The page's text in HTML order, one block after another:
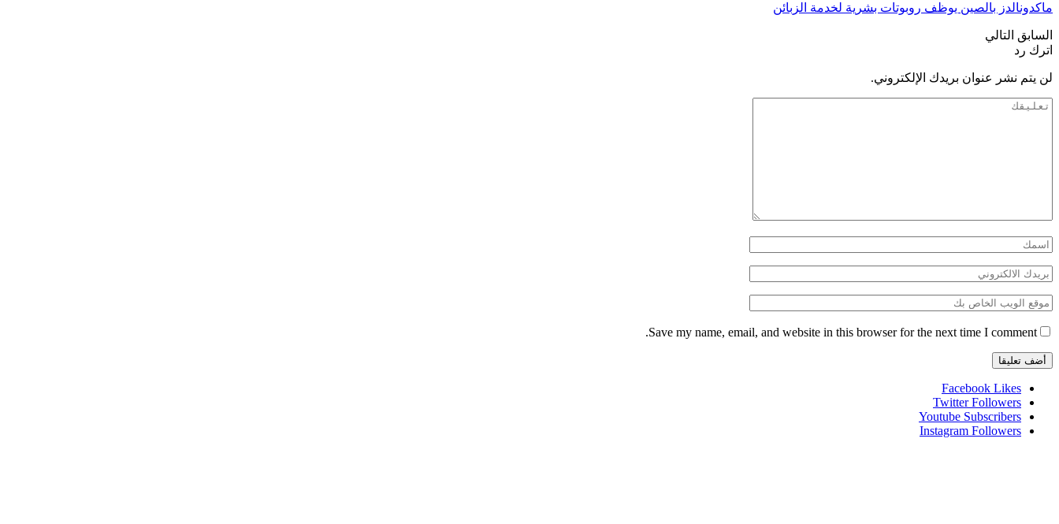
ماكدونالدز بالصين يوظف روبوتات بشرية لخدمة الزبائن
السابق التالي
اترك رد
لن يتم نشر عنوان بريدك الإلكتروني.
Save my name, email, and website in this browser for the next time I comment.
Facebook Likes
Twitter Followers
Youtube Subscribers
Instagram Followers